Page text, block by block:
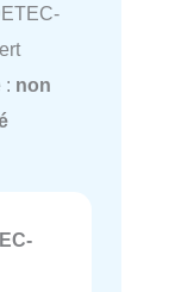
: non